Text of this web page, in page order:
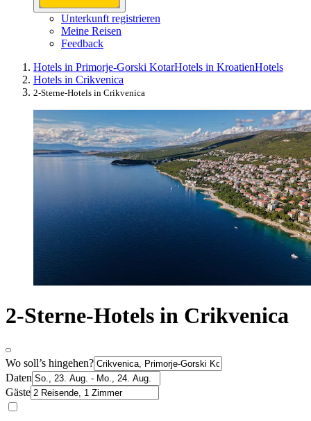
Unterkunft registrieren
Meine Reisen
Feedback
Hotels in Primorje-Gorski KotarHotels in KroatienHotels
Hotels in Crikvenica
2-Sterne-Hotels in Crikvenica
2-Sterne-Hotels in Crikvenica
Wo soll’s hingehen?
Daten
Gäste